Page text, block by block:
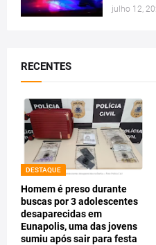
julho 12,
RECENTES
DESTAQUE
Homem é preso durante
buscas por 3 adolescentes
desaparecidas em
Eunapolis, uma das jovens
sumiu após sair para festa